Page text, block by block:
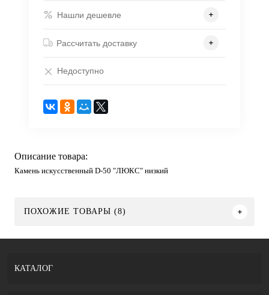
Нашли дешевле
Рассчитать доставку
Недоступно
Описание товара:
Камень искусственный D-50 "ЛЮКС" низкий
ПОХОЖИЕ ТОВАРЫ (8)
КАТАЛОГ